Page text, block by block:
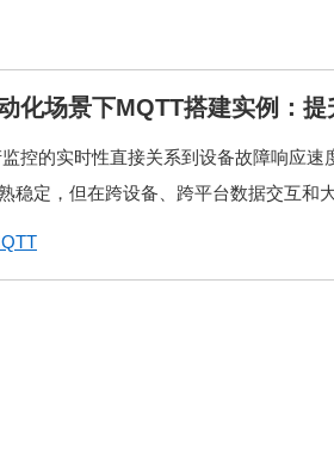
化场景下MQTT搭建实例：
控的实时性直接关系到设备故障响应
稳定，但在跨设备、跨平台数据交互和